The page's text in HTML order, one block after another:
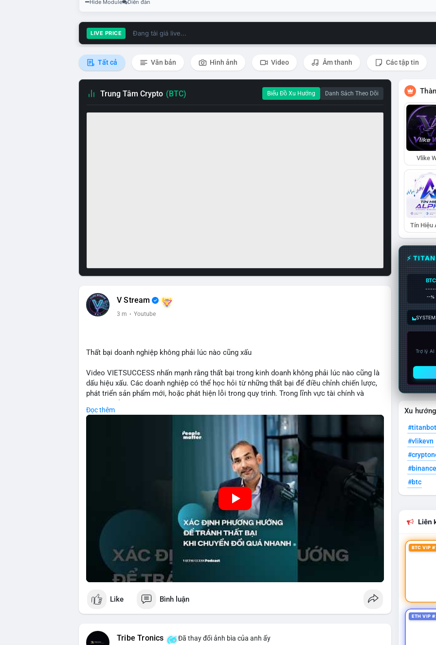
Hide Module Diễn đàn
LIVE PRICE Đang tải giá live...
Tất cả Văn bản Hình ảnh Video Âm thanh Các tập tin
Trung Tâm Crypto (BTC) Biểu Đồ Xu Hướng Danh Sách Theo Dõi
V Stream
3 m · Youtube
Thất bại doanh nghiệp không phải lúc nào cũng xấu
Video VIETSUCCESS nhấn mạnh rằng thất bại trong kinh doanh không phải lúc nào cũng là
dấu hiệu xấu. Các doanh nghiệp có thể học hỏi từ những thất bại để điều chỉnh chiến lược,
phát triển sản phẩm mới, hoặc phát hiện lỗi trong quy trình. Trong lĩnh vực tài chính và
này đặc biệt quan trọng khi áp dụng vào các mô hình kinh doanh mới hoặc đầu tư vào dự án
Đọc thêm
Like Bình luận
Tribe Tronics Đã thay đổi ảnh bìa của anh ấy
Vlike
Tín Hiệu
⚡
BTC
--%
Trợ lý
Xu
#titanbot
#vlikevn
#btc
Liên
BTC VIP
ETH VIP